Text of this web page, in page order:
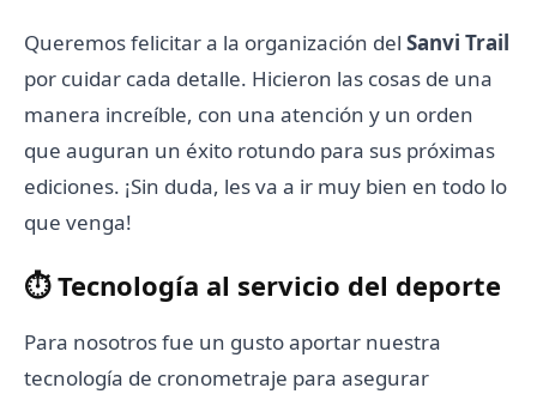
Queremos felicitar a la organización del Sanvi Trail
por cuidar cada detalle. Hicieron las cosas de una
manera increíble, con una atención y un orden
que auguran un éxito rotundo para sus próximas
ediciones. ¡Sin duda, les va a ir muy bien en todo lo
que venga!
⏱️ Tecnología al servicio del deporte
Para nosotros fue un gusto aportar nuestra
tecnología de cronometraje para asegurar